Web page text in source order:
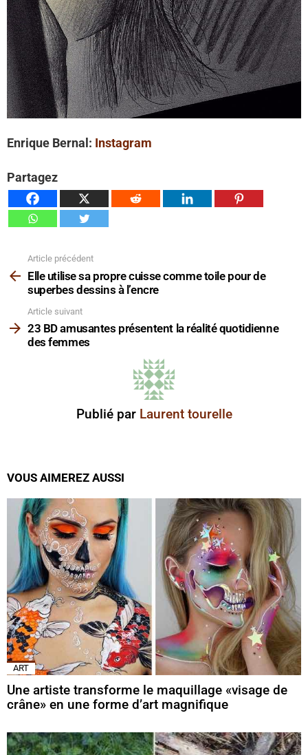
Enrique Bernal: Instagram
Partagez
plus
Article précédent
Elle utilise sa propre cuisse comme toile pour de
superbes dessins à l’encre
Article suivant
23 BD amusantes présentent la réalité quotidienne
des femmes
Publié par Laurent tourelle
VOUS AIMEREZ AUSSI
ART
Une artiste transforme le maquillage «visage de
crâne» en une forme d’art magnifique